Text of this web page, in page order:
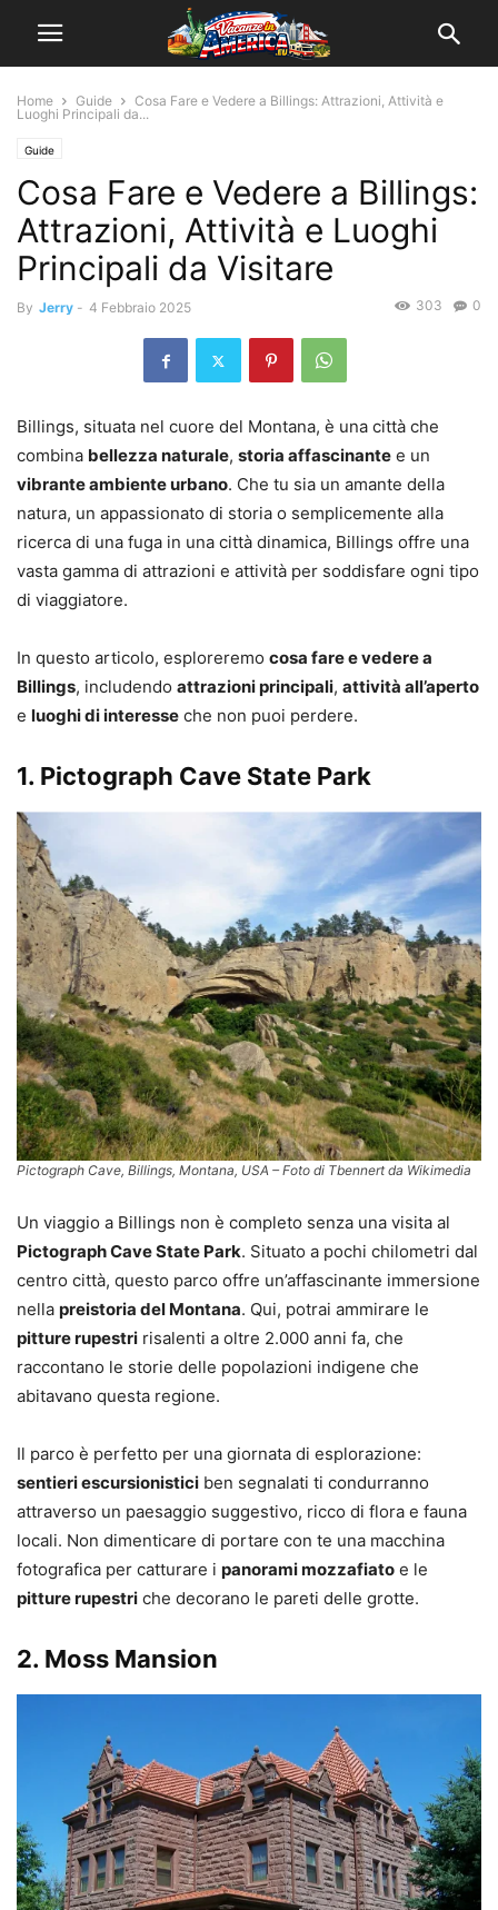
Home Guide
Cosa Fare e Vedere a Billings: Attrazioni, Attività e
Luoghi Principali da...
Guide
Cosa Fare e Vedere a Billings:
Attrazioni, Attività e Luoghi
Principali da Visitare
By Jerry - 4 Febbraio 2025 0
303
Billings, situata nel cuore del Montana, è una città che
combina bellezza naturale, storia affascinante e un
vibrante ambiente urbano. Che tu sia un amante della
natura, un appassionato di storia o semplicemente alla
ricerca di una fuga in una città dinamica, Billings offre una
vasta gamma di attrazioni e attività per soddisfare ogni tipo
di viaggiatore.
In questo articolo, esploreremo cosa fare e vedere a
Billings, includendo attrazioni principali, attività all’aperto
e luoghi di interesse che non puoi perdere.
1. Pictograph Cave State Park
Pictograph Cave, Billings, Montana, USA – Foto di Tbennert da Wikimedia
Un viaggio a Billings non è completo senza una visita al
Pictograph Cave State Park. Situato a pochi chilometri dal
centro città, questo parco offre un’affascinante immersione
nella preistoria del Montana. Qui, potrai ammirare le
pitture rupestri risalenti a oltre 2.000 anni fa, che
raccontano le storie delle popolazioni indigene che
abitavano questa regione.
Il parco è perfetto per una giornata di esplorazione:
sentieri escursionistici ben segnalati ti condurranno
attraverso un paesaggio suggestivo, ricco di flora e fauna
locali. Non dimenticare di portare con te una macchina
fotografica per catturare i panorami mozzafiato e le
pitture rupestri che decorano le pareti delle grotte.
2. Moss Mansion